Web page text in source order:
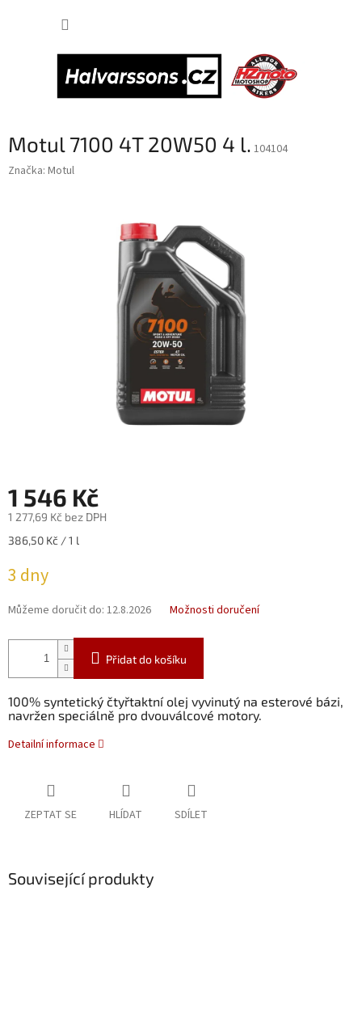
Motul 7100 4T 20W50 4 l. 104104
Značka: Motul
1 546 Kč
1 277,69 Kč bez DPH
Měrná
386,50 Kč / 1 l
3 dny
Můžeme doručit do: 12.8.2026 Možnosti doručení
Přidat do košíku
100% syntetický čtyřtaktní olej vyvinutý na esterové bázi,
navržen speciálně pro dvouválcové motory.
Detailní informace
ZEPTAT SE HLÍDAT SDÍLET
Související produkty